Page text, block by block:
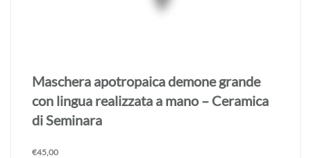
Maschera apotropaica demone grande
con lingua realizzata a mano – Ceramica
di Seminara
€45,00